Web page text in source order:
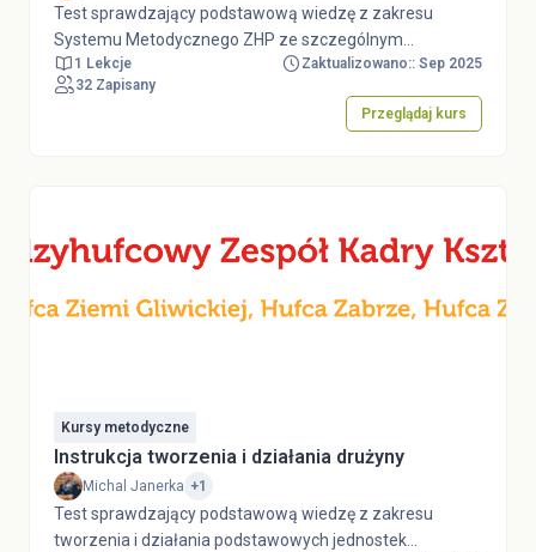
Test sprawdzający podstawową wiedzę z zakresu
Systemu Metodycznego ZHP ze szczególnym
uwzględnieniem metodyki harcerskiej. Przed podejściem
do testu należy zapoznać się z dokumentem System
Metodyczny ZHP, będącym załącznikiem do Uchwały nr
wierszami".
1 Lekcje
Zaktualizowano:: Sep 2025
32 Zapisany
Przeglądaj kurs
Kursy metodyczne
Instrukcja tworzenia i działania drużyny
Michal Janerka +1
Test sprawdzający podstawową wiedzę z zakresu
tworzenia i działania podstawowych jednostek